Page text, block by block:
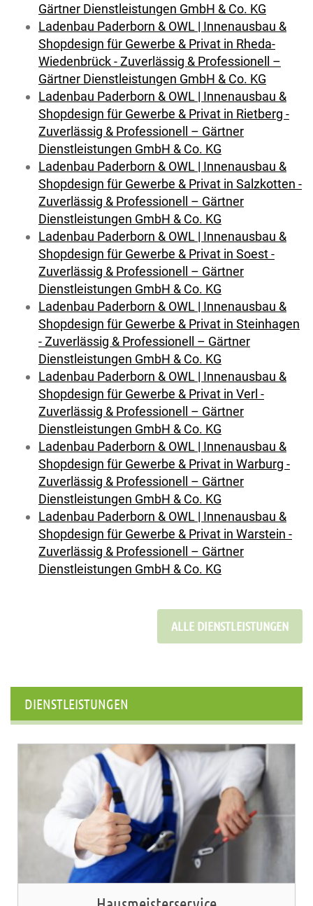
Gärtner Dienstleistungen GmbH & Co. KG
Ladenbau Paderborn & OWL | Innenausbau &
Shopdesign für Gewerbe & Privat in Rheda-
Wiedenbrück - Zuverlässig & Professionell –
Gärtner Dienstleistungen GmbH & Co. KG
Ladenbau Paderborn & OWL | Innenausbau &
Shopdesign für Gewerbe & Privat in Rietberg -
Zuverlässig & Professionell – Gärtner
Dienstleistungen GmbH & Co. KG
Ladenbau Paderborn & OWL | Innenausbau &
Shopdesign für Gewerbe & Privat in Salzkotten -
Zuverlässig & Professionell – Gärtner
Dienstleistungen GmbH & Co. KG
Ladenbau Paderborn & OWL | Innenausbau &
Shopdesign für Gewerbe & Privat in Soest -
Zuverlässig & Professionell – Gärtner
Dienstleistungen GmbH & Co. KG
Ladenbau Paderborn & OWL | Innenausbau &
Shopdesign für Gewerbe & Privat in Steinhagen
- Zuverlässig & Professionell – Gärtner
Dienstleistungen GmbH & Co. KG
Ladenbau Paderborn & OWL | Innenausbau &
Shopdesign für Gewerbe & Privat in Verl -
Zuverlässig & Professionell – Gärtner
Dienstleistungen GmbH & Co. KG
Ladenbau Paderborn & OWL | Innenausbau &
Shopdesign für Gewerbe & Privat in Warburg -
Zuverlässig & Professionell – Gärtner
Dienstleistungen GmbH & Co. KG
Ladenbau Paderborn & OWL | Innenausbau &
Shopdesign für Gewerbe & Privat in Warstein -
Zuverlässig & Professionell – Gärtner
Dienstleistungen GmbH & Co. KG
ALLE DIENSTLEISTUNGEN
DIENSTLEISTUNGEN